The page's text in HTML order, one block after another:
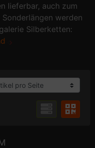
lieferbar, auch zum
werden
Silberketten: